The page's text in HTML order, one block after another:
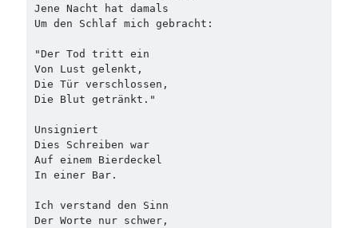
Jene Nacht hat damals
Um den Schlaf mich gebracht:
"Der Tod tritt ein
Von Lust gelenkt,
Die Tür verschlossen,
Die Blut getränkt."
Unsigniert
Dies Schreiben war
Auf einem Bierdeckel
In einer Bar.
Ich verstand den Sinn
Der Worte nur schwer,